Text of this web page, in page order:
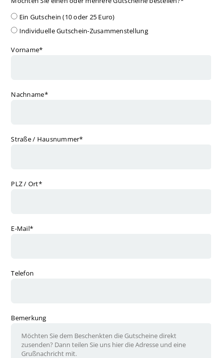
Ein Gutschein (10 oder 25 Euro)
Individuelle Gutschein-Zusammenstellung
Pflichtfeld
Vorname*
Pflichtfeld
Nachname*
Pflichtfeld
Straße / Hausnummer*
Pflichtfeld
PLZ / Ort*
Pflichtfeld
E-Mail*
Telefon
Bemerkung